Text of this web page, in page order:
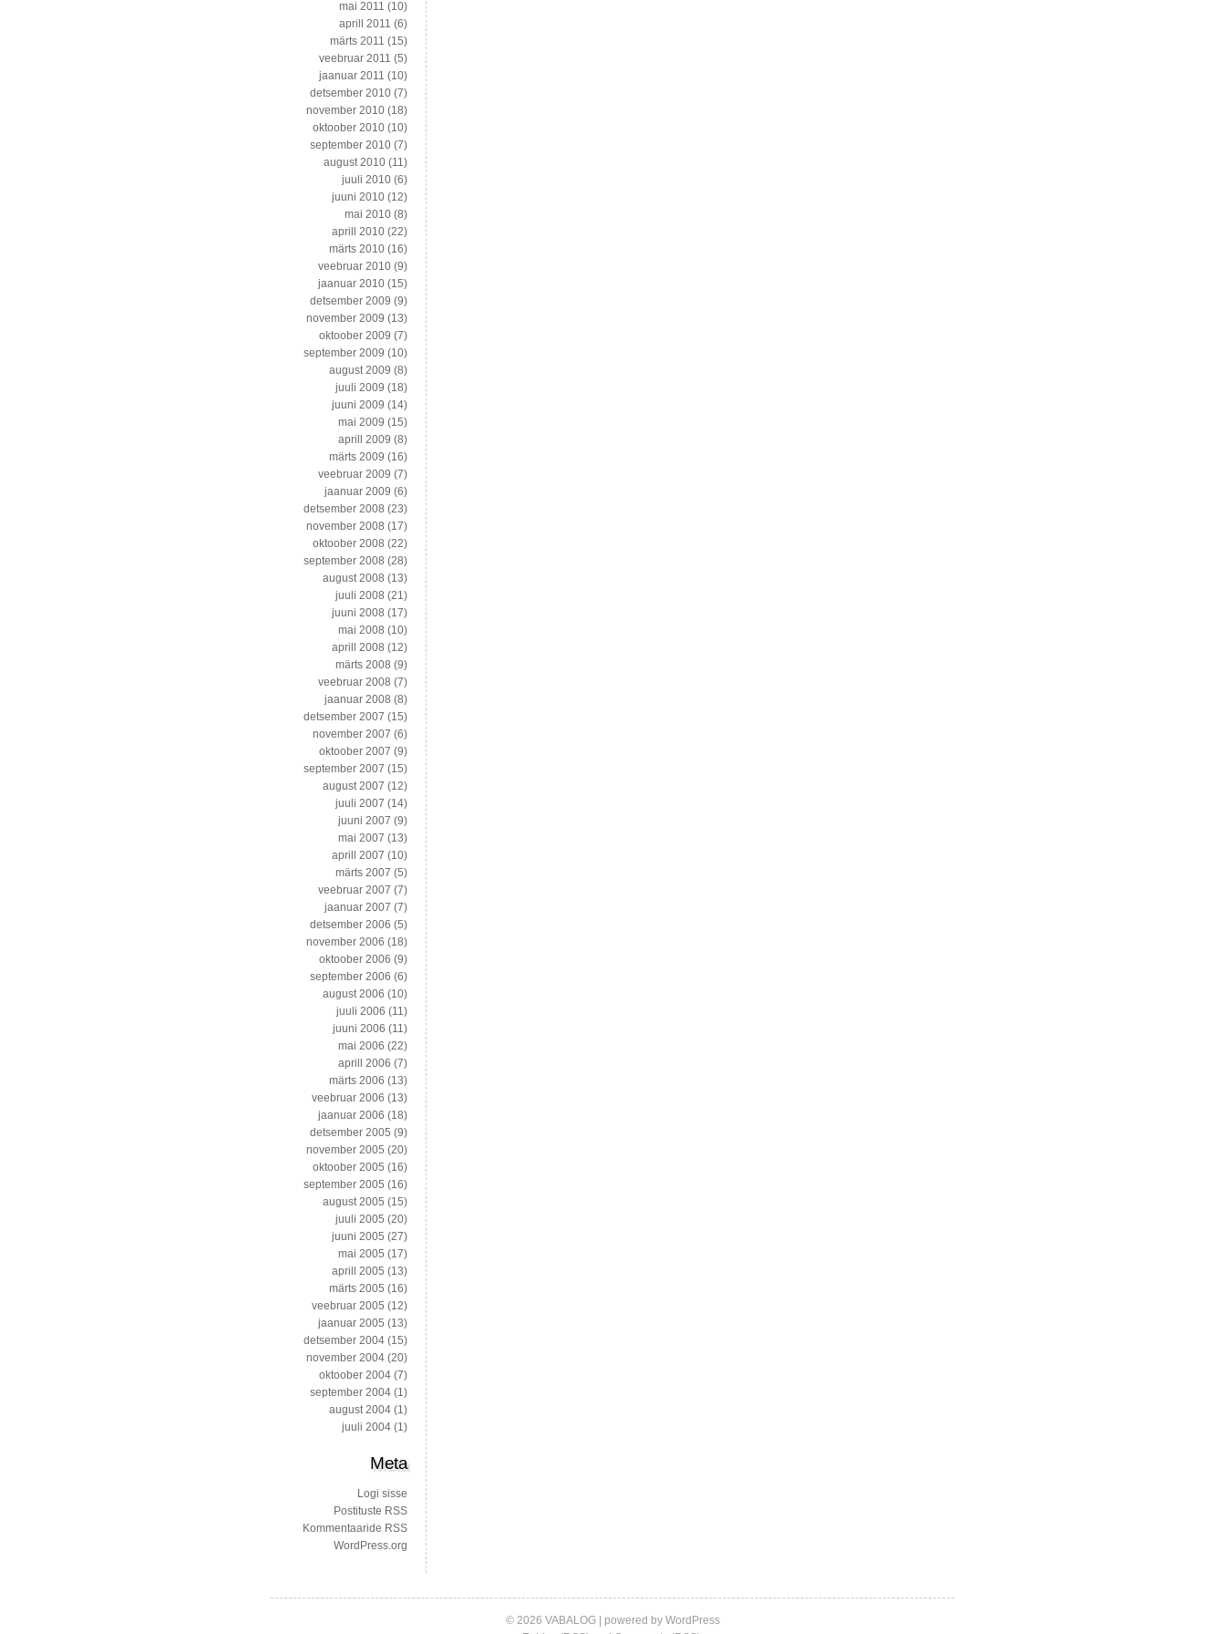
mai 2011 (10)
aprill 2011 (6)
märts 2011 (15)
veebruar 2011 (5)
jaanuar 2011 (10)
detsember 2010 (7)
november 2010 (18)
oktoober 2010 (10)
september 2010 (7)
august 2010 (11)
juuli 2010 (6)
juuni 2010 (12)
mai 2010 (8)
aprill 2010 (22)
märts 2010 (16)
veebruar 2010 (9)
jaanuar 2010 (15)
detsember 2009 (9)
november 2009 (13)
oktoober 2009 (7)
september 2009 (10)
august 2009 (8)
juuli 2009 (18)
juuni 2009 (14)
mai 2009 (15)
aprill 2009 (8)
märts 2009 (16)
veebruar 2009 (7)
jaanuar 2009 (6)
detsember 2008 (23)
november 2008 (17)
oktoober 2008 (22)
september 2008 (28)
august 2008 (13)
juuli 2008 (21)
juuni 2008 (17)
mai 2008 (10)
aprill 2008 (12)
märts 2008 (9)
veebruar 2008 (7)
jaanuar 2008 (8)
detsember 2007 (15)
november 2007 (6)
oktoober 2007 (9)
september 2007 (15)
august 2007 (12)
juuli 2007 (14)
juuni 2007 (9)
mai 2007 (13)
aprill 2007 (10)
märts 2007 (5)
veebruar 2007 (7)
jaanuar 2007 (7)
detsember 2006 (5)
november 2006 (18)
oktoober 2006 (9)
september 2006 (6)
august 2006 (10)
juuli 2006 (11)
juuni 2006 (11)
mai 2006 (22)
aprill 2006 (7)
märts 2006 (13)
veebruar 2006 (13)
jaanuar 2006 (18)
detsember 2005 (9)
november 2005 (20)
oktoober 2005 (16)
september 2005 (16)
august 2005 (15)
juuli 2005 (20)
juuni 2005 (27)
mai 2005 (17)
aprill 2005 (13)
märts 2005 (16)
veebruar 2005 (12)
jaanuar 2005 (13)
detsember 2004 (15)
november 2004 (20)
oktoober 2004 (7)
september 2004 (1)
august 2004 (1)
juuli 2004 (1)
Meta
Logi sisse
Postituste RSS
Kommentaaride RSS
WordPress.org
© 2026 VABALOG | powered by WordPress